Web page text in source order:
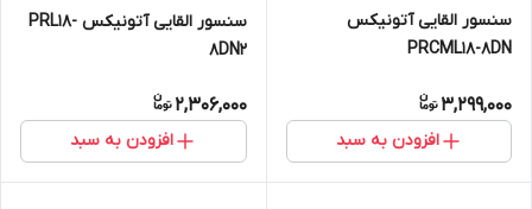
سنسور القایی آتونیکس
PRCML18-8DN
3,299,000
افزودن به سبد
سنسور القایی آتونیکس PRL18-
8DN2
2,306,000
افزودن به سبد